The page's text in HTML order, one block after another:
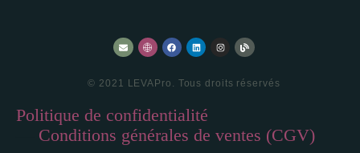
© 2021 LEVAPro. Tous droits réservés
Politique de confidentialité
Conditions générales de ventes (CGV)